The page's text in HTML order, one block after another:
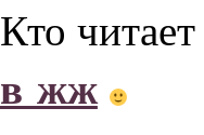
Кто
в жж